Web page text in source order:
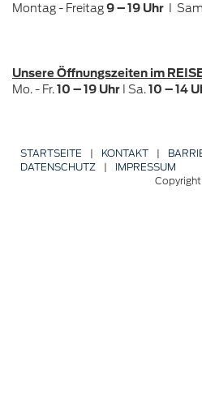
Montag - Freitag9 – 19 Uhr I
Unsere Öffnungszeiten im
Mo. - Fr.10 – 19 Uhr I Sa.10 – 14
STARTSEITE | KONTAKT |
DATENSCHUTZ
|
IMPRESSUM